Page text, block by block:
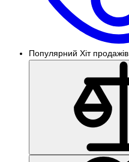
Популярний Хіт продажів